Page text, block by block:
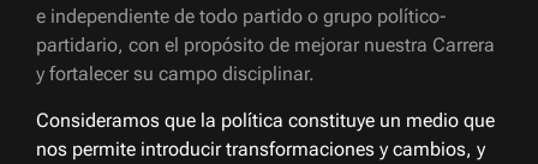
e independiente de todo partido o grupo político-
partidario, con el propósito de mejorar nuestra Carrera
y fortalecer su campo disciplinar.
Consideramos que la política constituye un medio que
nos permite introducir transformaciones y cambios, y